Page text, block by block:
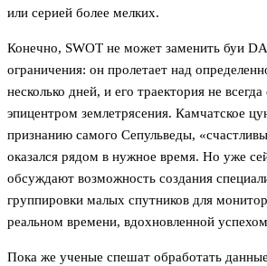
или серией более мелких.
Конечно, SWOT не может заменить буи
ограничения: он пролетает над
несколько дней, и его траектория не всегда
эпицентром землетрясения. Камчатское
признанию самого Сепульведы,
оказался рядом в нужное время. Но уже
обсуждают возможность создания
группировки малых спутников для
реальном времени, вдохновленной
Пока же ученые спешат обработать